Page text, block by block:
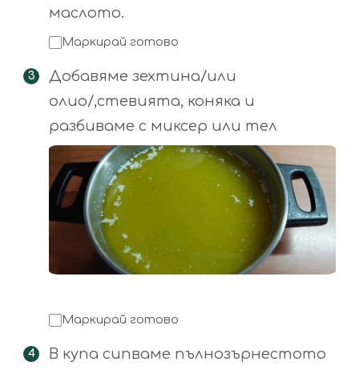
маслото.
Маркирай готово
Добавяме зехтина/или
олио/,стевията, коняка и
разбиваме с миксер или тел
Маркирай готово
В купа сипваме пълнозърнестото